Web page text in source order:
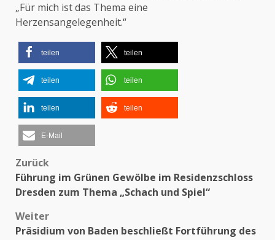
„Für mich ist das Thema eine
Herzensangelegenheit.“
teilen teilen
teilen teilen
teilen teilen
E-Mail
Beitragsnavigation
Zurück
Führung im Grünen Gewölbe im Residenzschloss
Dresden zum Thema „Schach und Spiel“
Weiter
Präsidium von Baden beschließt Fortführung des